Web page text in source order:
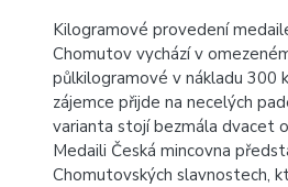
Kilogramové provedení
Chomutov vychází v
půlkilogramové v nákladu 300
zájemce přijde na necelých
varianta stojí bezmála dvacet
Medaili Česká mincovna
Chomutovských slavnostech,